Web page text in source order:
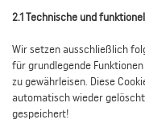
2.1 Technische und
Wir setzen ausschließlich
für grundlegende
zu gewährleisen. Diese
automatisch wieder
gespeichert!